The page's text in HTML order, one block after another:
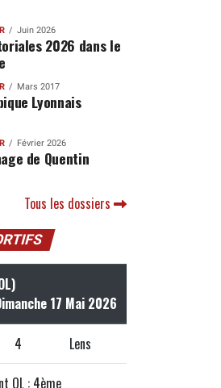
Juin 2026
2026 dans le
Mars 2017
Lyonnais
Février 2026
de Quentin
Tous les dossiers
17 Mai 2026
4 Lens
OL : 4ème